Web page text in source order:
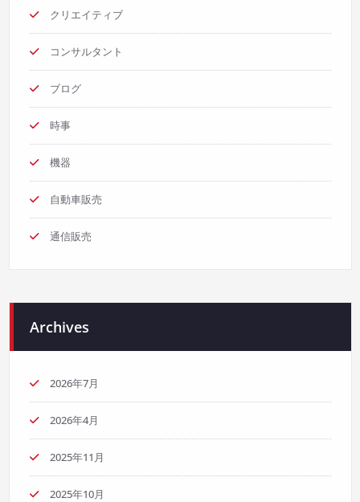
クリエイティブ
コンサルタント
ブログ
時事
機器
自動車販売
通信販売
Archives
2026年7月
2026年4月
2025年11月
2025年10月